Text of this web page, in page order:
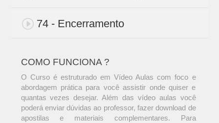
74 - Encerramento
COMO FUNCIONA ?
O Curso é estruturado em Vídeo Aulas com foco e
abordagem prática para você assistir onde quiser e
quantas vezes desejar. Além das vídeo aulas você
poderá enviar dúvidas ao professor, fazer download de
apostilas e materiais complementares. Para